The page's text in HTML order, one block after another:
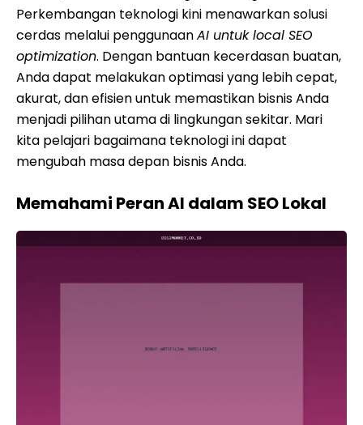
Perkembangan teknologi kini menawarkan solusi
cerdas melalui penggunaanAI untuk local SEO
optimization. Dengan bantuan kecerdasan buatan,
Anda dapat melakukan optimasi yang lebih cepat,
akurat, dan efisien untuk memastikan bisnis Anda
menjadi pilihan utama di lingkungan sekitar. Mari
kita pelajari bagaimana teknologi ini dapat
mengubah masa depan bisnis Anda.
Memahami Peran AI dalam SEO Lokal